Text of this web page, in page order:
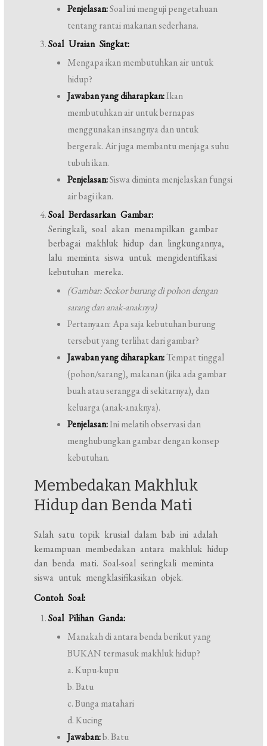
Penjelasan:Soal ini menguji pengetahuan
tentang rantai makanan sederhana.
Soal Uraian Singkat:
Mengapa ikan membutuhkan air untuk
hidup?
Jawaban yang diharapkan:Ikan
membutuhkan air untuk bernapas
menggunakan insangnya dan untuk
bergerak. Air juga membantu menjaga suhu
tubuh ikan.
Penjelasan:Siswa diminta menjelaskan fungsi
air bagi ikan.
Soal Berdasarkan Gambar:
Seringkali, soal akan menampilkan gambar
berbagai makhluk hidup dan lingkungannya,
lalu meminta siswa untuk mengidentifikasi
kebutuhan mereka.
(Gambar: Seekor burung di pohon dengan
sarang dan anak-anaknya)
Pertanyaan: Apa saja kebutuhan burung
tersebut yang terlihat dari gambar?
Jawaban yang diharapkan:Tempat tinggal
(pohon/sarang), makanan (jika ada gambar
buah atau serangga di sekitarnya), dan
keluarga (anak-anaknya).
Penjelasan:Ini melatih observasi dan
menghubungkan gambar dengan konsep
kebutuhan.
Membedakan Makhluk
Hidup dan Benda Mati
Salah satu topik krusial dalam bab ini adalah
kemampuan membedakan antara makhluk hidup
dan benda mati. Soal-soal seringkali meminta
siswa untuk mengklasifikasikan objek.
Contoh Soal:
Soal Pilihan Ganda:
Manakah di antara benda berikut yang
BUKAN termasuk makhluk hidup?
a. Kupu-kupu
b. Batu
c. Bunga matahari
d. Kucing
Jawaban:b. Batu